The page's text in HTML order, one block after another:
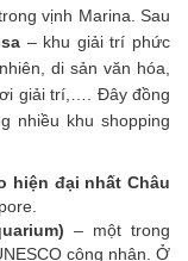
vịnh Marina. Sau
– khu giải trí phức
di sản văn hóa,
giải trí,…. Đây đồng
nhiều khu shopping
hiện đại nhất Châu
– một trong
công nhận. Ở